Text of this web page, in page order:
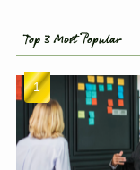
Top 3 Most Popular